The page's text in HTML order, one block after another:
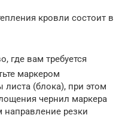
кровли состоит в
где вам требуется
маркером
(блока), при этом
чернил маркера
направление резки